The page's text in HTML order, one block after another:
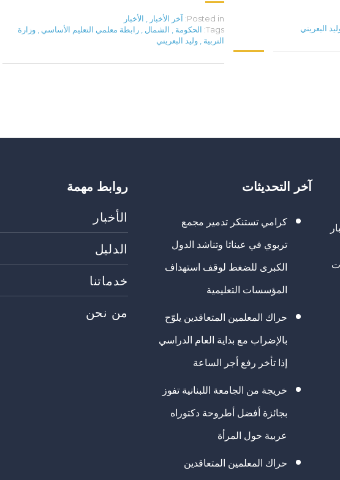
البعريني
Posted in: آخر الأخبار
الأخبار
Tags: الحكومة الشمال رابطة معلمي التعليم الأساسي
وزارة
التربية
وليد البعريني
آخر التحديثات
كرامي تستنكر تدمير مجمع
تربوي في عيناثا وتناشد الدول
الكبرى للضغط لوقف استهداف
المؤسسات التعليمية
حراك المعلمين المتعاقدين يلوّح
بالإضراب مع بداية العام الدراسي
إذا تأخر رفع أجر الساعة
خريجة من الجامعة اللبنانية تفوز
بجائزة أفضل أطروحة دكتوراه
عربية حول المرأة
حراك المعلمين المتعاقدين
روابط مهمة
الأخبار
الدليل
خدماتنا
من نحن